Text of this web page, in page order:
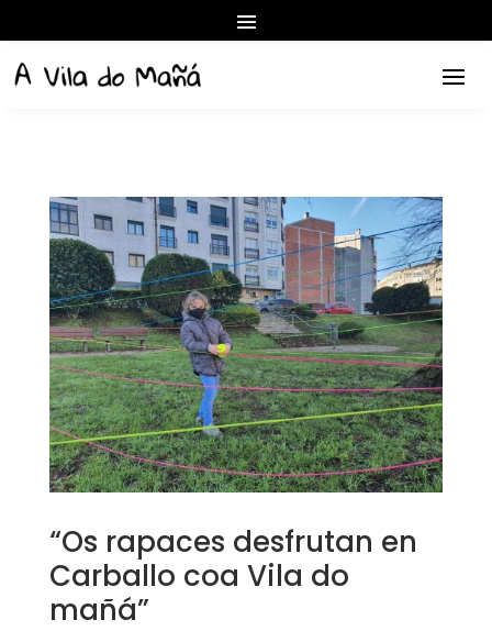
“Os rapaces desfrutan en
Carballo coa Vila do
mañá”